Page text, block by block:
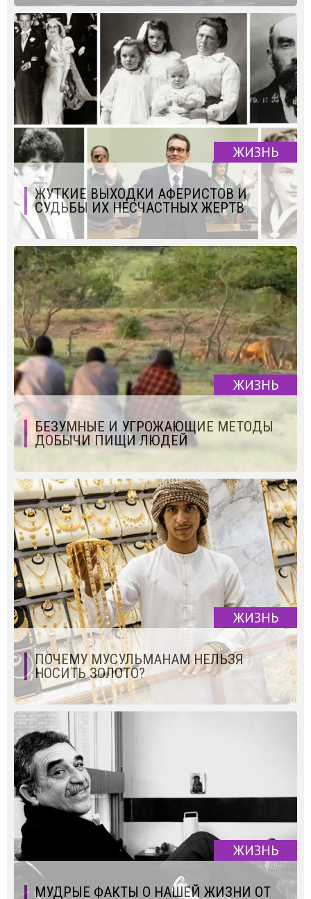
ЖИЗНЬ
ЖУТКИЕ ВЫХОДКИ АФЕРИСТОВ И
СУДЬБЫ ИХ НЕСЧАСТНЫХ ЖЕРТВ
ЖИЗНЬ
БЕЗУМНЫЕ И УГРОЖАЮЩИЕ МЕТОДЫ
ДОБЫЧИ ПИЩИ ЛЮДЕЙ
ЖИЗНЬ
ПОЧЕМУ МУСУЛЬМАНАМ НЕЛЬЗЯ
НОСИТЬ ЗОЛОТО?
ЖИЗНЬ
МУДРЫЕ ФАКТЫ О НАШЕЙ ЖИЗНИ ОТ